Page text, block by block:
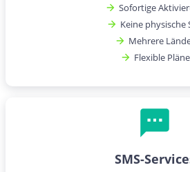
Sofortige
Keine physische
Mehrere
Flexible Pläne
SMS-